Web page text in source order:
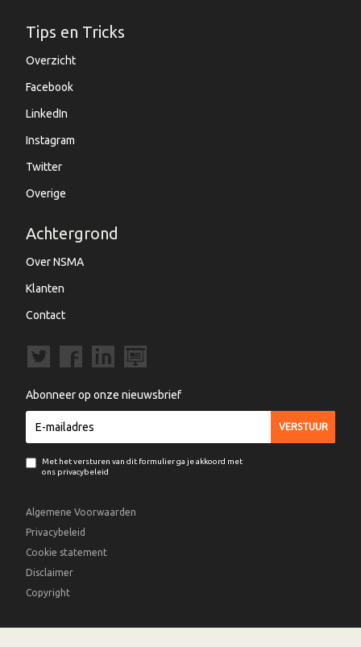
Tips en Tricks
Overzicht
Facebook
LinkedIn
Instagram
Twitter
Overige
Achtergrond
Over NSMA
Klanten
Contact
Abonneer op onze nieuwsbrief
Met het versturen van dit formulier ga je akkoord met
ons privacybeleid
Algemene Voorwaarden
Privacybeleid
Cookie statement
Disclaimer
Copyright